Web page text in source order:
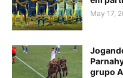
May 17,
grupo